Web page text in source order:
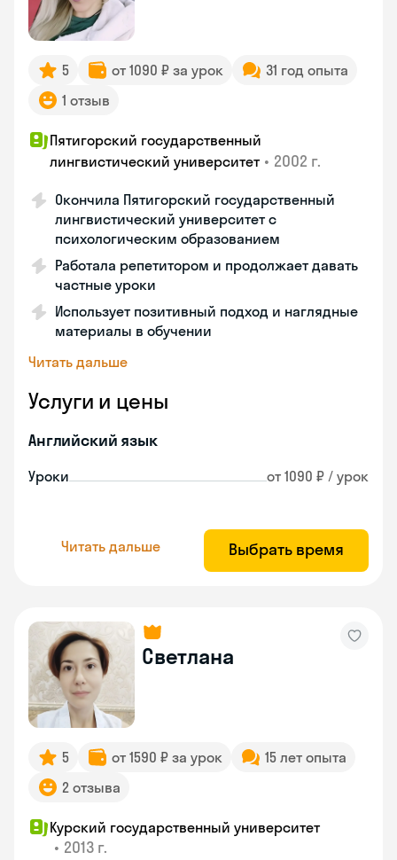
5 от 1090 ₽ за урок
31 год опыта
1 отзыв
Пятигорский государственный
лингвистический университет • 2002 г.
Окончила Пятигорский государственный
лингвистический университет с
психологическим образованием
Работала репетитором и продолжает давать
частные уроки
Использует позитивный подход и наглядные
материалы в обучении
Читать дальше
Услуги и цены
Английский язык
Уроки от 1090 ₽ / урок
Читать дальше Выбрать время
Светлана
5 от 1590 ₽ за урок
15 лет опыта
2 отзыва
Курский государственный университет
• 2013 г.